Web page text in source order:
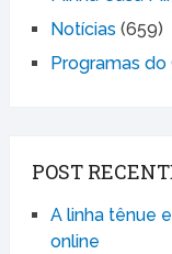
Notícias (659)
Programas do
POST
A linha tênue
online